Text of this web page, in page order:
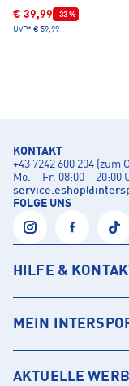
€ 39,99 -33 %
UVP* € 59,99
KONTAKT
+43 7242 600 204 (zum
Mo. – Fr. 08:00 – 20:00
service.eshop@
FOLGE UNS
HILFE &
MEIN
AKTUELLE